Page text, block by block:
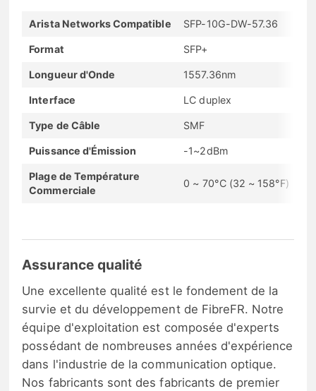
Arista Networks Compatible SFP-10G-DW-57.36
Format SFP+
Longueur d'Onde 1557.36nm
Interface LC duplex
Type de Câble SMF
Puissance d'Émission -1~2dBm
Plage de Température
Commerciale
0 ~ 70°C (32 ~ 158°F)
Assurance qualité
Une excellente qualité est le fondement de la
survie et du développement de FibreFR. Notre
équipe d'exploitation est composée d'experts
possédant de nombreuses années d'expérience
dans l'industrie de la communication optique.
Nos fabricants sont des fabricants de premier